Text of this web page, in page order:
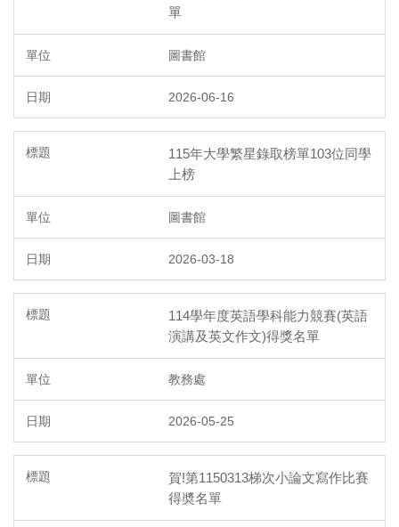
單
圖書館
2026-06-16
115年大學繁星錄取榜單103位同學
上榜
圖書館
2026-03-18
114學年度英語學科能力競賽(英語
演講及英文作文)得獎名單
教務處
2026-05-25
賀!第1150313梯次小論文寫作比賽
得奬名單